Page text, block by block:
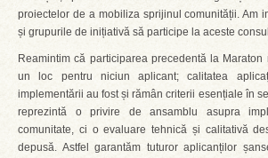
proiectelor de a mobiliza sprijinul comunității. Am
și grupurile de inițiativă să participe la aceste
Reamintim că participarea precedentă la Maraton
un loc pentru niciun aplicant; calitatea
implementării au fost și rămân criterii esențiale în
reprezintă o privire de ansamblu asupra
comunitate, ci o evaluare tehnică și calitativă
depusă. Astfel garantăm tuturor aplicanților